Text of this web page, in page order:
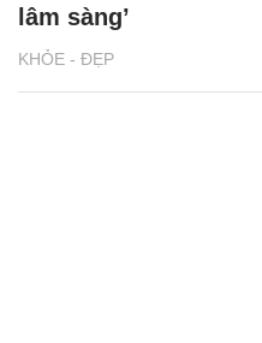
KHỎE - ĐẸP
lâm sàng’